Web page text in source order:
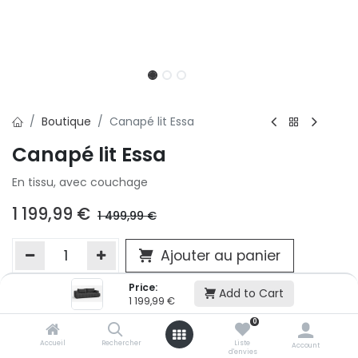
Price:
1 199,99 € Add to Cart
Accueil Rechercher
0
Liste
d'envies
Account
Boutique Canapé lit Essa
Canapé lit Essa
En tissu, avec couchage
1 199,99 € 1 499,99€
Ajouter au panier
Ajouter à la liste d'envie
Si vous ne pouvez pas ajouter cet article dans votre panier
victime de son succès et momentanément indisponible.